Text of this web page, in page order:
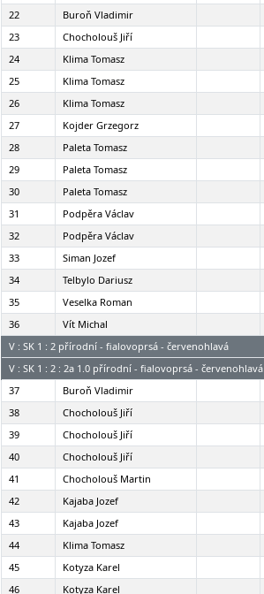
22
Buroň Vladimir
23
Chocholouš Jiří
24
Klima Tomasz
25
Klima Tomasz
26
Klima Tomasz
27
Kojder Grzegorz
28
Paleta Tomasz
29
Paleta Tomasz
30
Paleta Tomasz
31
Podpěra Václav
32
Podpěra Václav
33
Siman Jozef
34
Telbylo Dariusz
35
Veselka Roman
36
Vít Michal
V : SK 1 : 2 přírodní - fialovoprsá - červenohlavá
V : SK 1 : 2 : 2a 1.0 přírodní - fialovoprsá - červenohlavá
37
Buroň Vladimir
38
Chocholouš Jiří
39
Chocholouš Jiří
40
Chocholouš Jiří
41
Chocholouš Martin
42
Kajaba Jozef
43
Kajaba Jozef
44
Klima Tomasz
45
Kotyza Karel
46
Kotyza Karel